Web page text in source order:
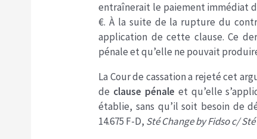
entraînerait le paiement immédiat
€. À la suite de la rupture du
application de cette clause. Ce
pénale et qu’elle ne pouvait
La Cour de cassation a rejeté cet
de clause pénale et qu’elle
établie, sans qu’il soit besoin de
14.675 F-D, Sté Change by Fidso c/